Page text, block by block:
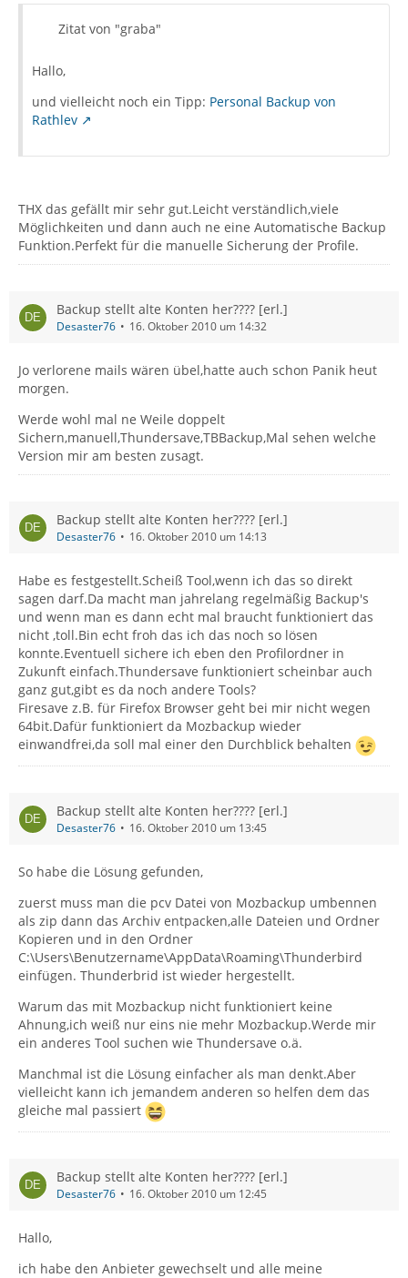
Zitat von "graba"
Hallo,
und vielleicht noch ein Tipp: Personal Backup von
Rathlev
THX das gefällt mir sehr gut.Leicht verständlich,viele
Möglichkeiten und dann auch ne eine Automatische Backup
Funktion.Perfekt für die manuelle Sicherung der Profile.
Backup stellt alte Konten her???? [erl.]
Desaster76 16. Oktober 2010 um 14:32
Jo verlorene mails wären übel,hatte auch schon Panik heut
morgen.
Werde wohl mal ne Weile doppelt
Sichern,manuell,Thundersave,TBBackup,Mal sehen welche
Version mir am besten zusagt.
Backup stellt alte Konten her???? [erl.]
Desaster76 16. Oktober 2010 um 14:13
Habe es festgestellt.Scheiß Tool,wenn ich das so direkt
sagen darf.Da macht man jahrelang regelmäßig Backup's
und wenn man es dann echt mal braucht funktioniert das
nicht ,toll.Bin echt froh das ich das noch so lösen
konnte.Eventuell sichere ich eben den Profilordner in
Zukunft einfach.Thundersave funktioniert scheinbar auch
ganz gut,gibt es da noch andere Tools?
Firesave z.B. für Firefox Browser geht bei mir nicht wegen
64bit.Dafür funktioniert da Mozbackup wieder
einwandfrei,da soll mal einer den Durchblick behalten
Backup stellt alte Konten her???? [erl.]
Desaster76 16. Oktober 2010 um 13:45
So habe die Lösung gefunden,
zuerst muss man die pcv Datei von Mozbackup umbennen
als zip dann das Archiv entpacken,alle Dateien und Ordner
Kopieren und in den Ordner
C:\Users\Benutzername\AppData\Roaming\Thunderbird
einfügen. Thunderbrid ist wieder hergestellt.
Warum das mit Mozbackup nicht funktioniert keine
Ahnung,ich weiß nur eins nie mehr Mozbackup.Werde mir
ein anderes Tool suchen wie Thundersave o.ä.
Manchmal ist die Lösung einfacher als man denkt.Aber
vielleicht kann ich jemandem anderen so helfen dem das
gleiche mal passiert
Backup stellt alte Konten her???? [erl.]
Desaster76 16. Oktober 2010 um 12:45
Hallo,
ich habe den Anbieter gewechselt und alle meine